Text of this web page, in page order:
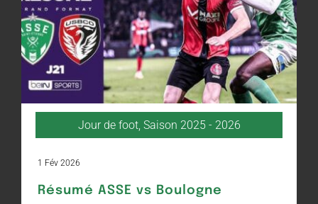
Jour de foot, Saison 2025 - 2026
1 Fév 2026
Résumé ASSE vs Boulogne